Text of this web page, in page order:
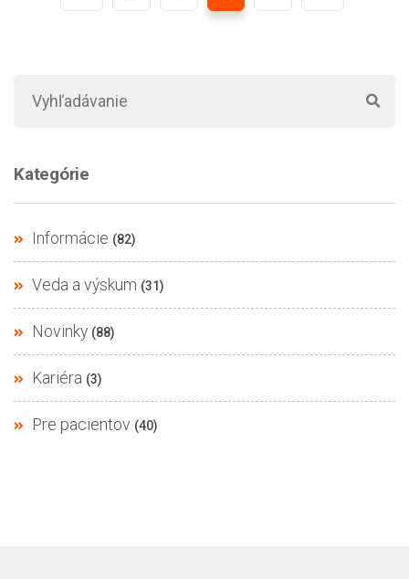
(current)
Kategórie
Informácie (82)
Veda a výskum (31)
Novinky (88)
Kariéra (3)
Pre pacientov (40)